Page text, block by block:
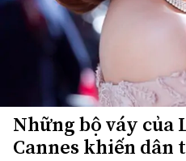
Những bộ váy của
Cannes khiến dân